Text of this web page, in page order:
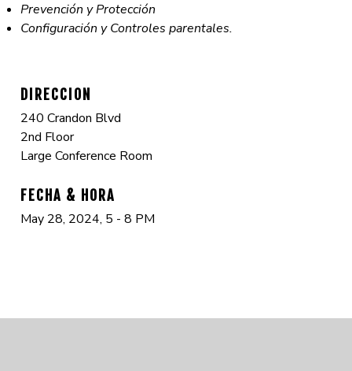
Prevención y Protección
Configuración y Controles parentales.
DIRECCION
240 Crandon Blvd
2nd Floor
Large Conference Room
FECHA & HORA
May 28, 2024, 5 - 8 PM